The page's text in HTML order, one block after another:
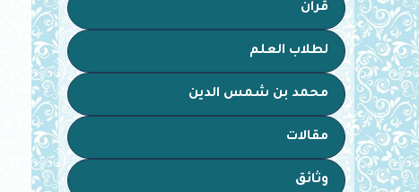
قرآن
لطلاب العلم
محمد بن شمس الدين
مقالات
وثائق